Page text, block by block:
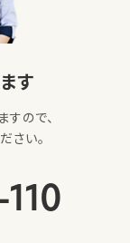
す
すので、
さい。